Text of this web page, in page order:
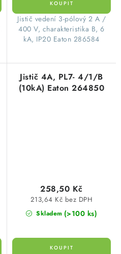
​Jistič vedení 3-pólový 2 A /
400 V, charakteristika B, 6
kA, IP20 Eaton 286584
Jistič 4A, PL7- 4/1/B
(10kA) Eaton 264850
Skladem (>100 ks)
213,64 Kč bez DPH
258,50 Kč